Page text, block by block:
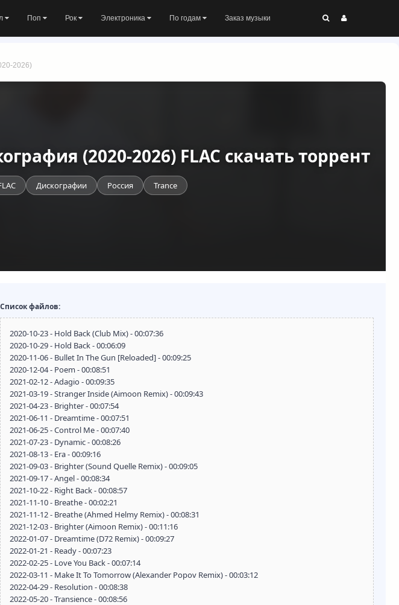
Поп Рок Электроника По годам Заказ музыки
2026)
(2020-2026) FLAC скачать торрент
Дискографии Россия Trance
Список файлов:
2020-10-23 - Hold Back (Club Mix) - 00:07:36
2020-10-29 - Hold Back - 00:06:09
2020-11-06 - Bullet In The Gun [Reloaded] - 00:09:25
2020-12-04 - Poem - 00:08:51
2021-02-12 - Adagio - 00:09:35
2021-03-19 - Stranger Inside (Aimoon Remix) - 00:09:43
2021-04-23 - Brighter - 00:07:54
2021-06-11 - Dreamtime - 00:07:51
2021-06-25 - Control Me - 00:07:40
2021-07-23 - Dynamic - 00:08:26
2021-08-13 - Era - 00:09:16
2021-09-03 - Brighter (Sound Quelle Remix) - 00:09:05
2021-09-17 - Angel - 00:08:34
2021-10-22 - Right Back - 00:08:57
2021-11-10 - Breathe - 00:02:21
2021-11-12 - Breathe (Ahmed Helmy Remix) - 00:08:31
2021-12-03 - Brighter (Aimoon Remix) - 00:11:16
2022-01-07 - Dreamtime (D72 Remix) - 00:09:27
2022-01-21 - Ready - 00:07:23
2022-02-25 - Love You Back - 00:07:14
2022-03-11 - Make It To Tomorrow (Alexander Popov Remix) - 00:03:12
2022-04-29 - Resolution - 00:08:38
2022-05-20 - Transience - 00:08:56